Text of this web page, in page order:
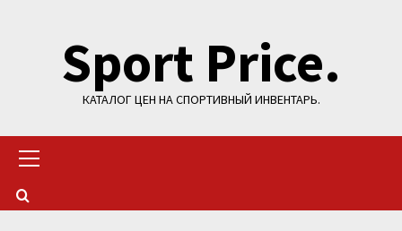
содержимомуSport Price.
КАТАЛОГ ЦЕН НА СПОРТИВНЫЙ ИНВЕНТАРЬ.
меню